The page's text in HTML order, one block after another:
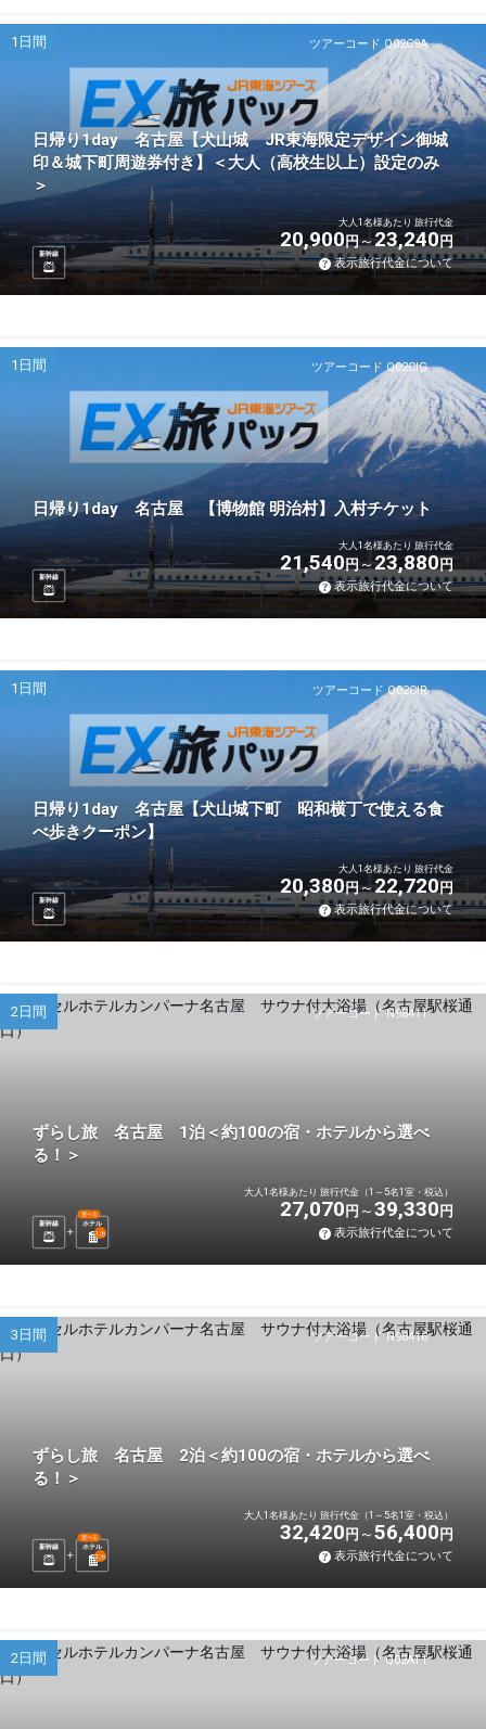
ツアーコード Q02C9A
1日間
日帰り1day 名古屋【犬山城 JR東海限定デザイン御城
印＆城下町周遊券付き】＜大人（高校生以上）設定のみ
＞
新幹線
大人1名様あたり 旅行代金
20,900円 23,240円
表示旅行代金について
ツアーコード Q02CIG
1日間
日帰り1day 名古屋 【博物館 明治村】入村チケット
新幹線
大人1名様あたり 旅行代金
21,540円 23,880円
表示旅行代金について
ツアーコード Q02CIR
1日間
日帰り1day 名古屋【犬山城下町 昭和横丁で使える食
べ歩きクーポン】
新幹線
大人1名様あたり 旅行代金
20,380円 22,720円
表示旅行代金について
ツアーコード N98411
2日間
ずらし旅 名古屋 1泊＜約100の宿・ホテルから選べ
る！＞
新幹線 ホテル
選べる
1 泊
大人1名様あたり 旅行代金（1～5名1室・税込）
27,070 円 39,330 円
表示旅行代金について
ツアーコード N98416
3日間
ずらし旅 名古屋 2泊＜約100の宿・ホテルから選べ
る！＞
新幹線 ホテル
選べる
2泊
大人1名様あたり 旅行代金（1～5名1室・税込）
32,420 円 56,400 円
表示旅行代金について
ツアーコード Q02AT1
2日間